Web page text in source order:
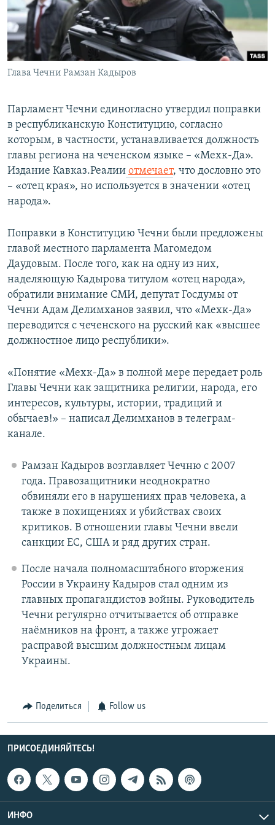
СПОРТ
МИР
БЛОГИ
ГОЛОСА
ЧИТАЕМ ПРЕССУ
АРХИВ РАДИОПРОГРАММЫ
Все сайты РСЕ/РС
Глава Чечни Рамзан Кадыров
Парламент Чечни единогласно утвердил поправки
в республиканскую Конституцию, согласно
которым, в частности, устанавливается должность
главы региона на чеченском языке – «Мехк-Да».
Издание Кавказ.Реалии отмечает, что дословно это
– «отец края», но используется в значении «отец
народа».
Поправки в Конституцию Чечни были предложены
главой местного парламента Магомедом
Даудовым. После того, как на одну из них,
наделяющую Кадырова титулом «отец народа»,
обратили внимание СМИ, депутат Госдумы от
Чечни Адам Делимханов заявил, что «Мехк-Да»
переводится с чеченского на русский как «высшее
должностное лицо республики».
«Понятие «Мехк-Да» в полной мере передает роль
Главы Чечни как защитника религии, народа, его
интересов, культуры, истории, традиций и
обычаев!» – написал Делимханов в телеграм-
канале.
Рамзан Кадыров возглавляет Чечню с 2007
года. Правозащитники неоднократно
обвиняли его в нарушениях прав человека, а
также в похищениях и убийствах своих
критиков. В отношении главы Чечни ввели
санкции ЕС, США и ряд других стран.
После начала полномасштабного вторжения
России в Украину Кадыров стал одним из
главных пропагандистов войны. Руководитель
Чечни регулярно отчитывается об отправке
наёмников на фронт, а также угрожает
расправой высшим должностным лицам
Украины.
Поделиться Follow us
ПРИСОЕДИНЯЙТЕСЬ!
ИНФО